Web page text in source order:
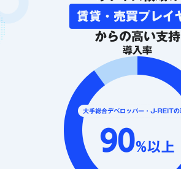
賃貸・売買プレイ
からの高い支持
導入率